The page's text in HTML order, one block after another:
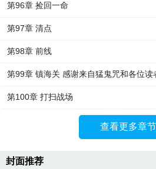
第96章 捡回一命
第97章 清点
第98章 前线
第99章 镇海关 感谢来自猛鬼咒和各位读
第100章 打扫战场
查看更多章
封面推荐